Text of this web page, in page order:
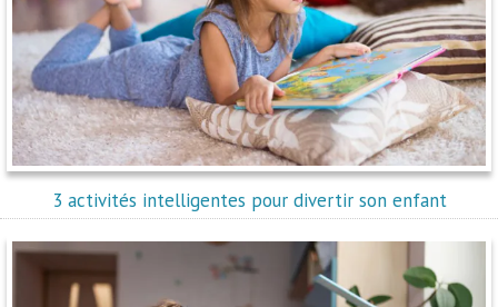
3 activités intelligentes pour divertir son enfant